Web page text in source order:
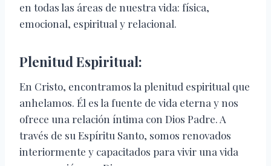
en todas las áreas de nuestra vida: física,
emocional, espiritual y relacional.
Plenitud Espiritual:
En Cristo, encontramos la plenitud espiritual que
anhelamos. Él es la fuente de vida eterna y nos
ofrece una relación íntima con Dios Padre. A
través de su Espíritu Santo, somos renovados
interiormente y capacitados para vivir una vida